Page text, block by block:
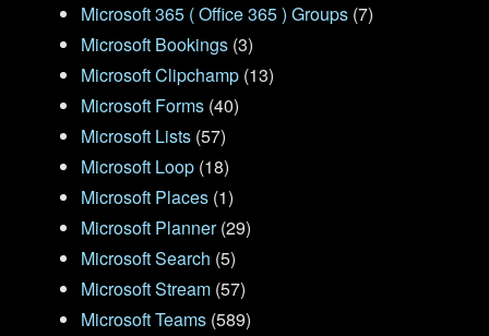
Microsoft 365 ( Office 365 ) Groups (7)
Microsoft Bookings (3)
Microsoft Clipchamp (13)
Microsoft Forms (40)
Microsoft Lists (57)
Microsoft Loop (18)
Microsoft Places (1)
Microsoft Planner(29)
Microsoft Search (5)
Microsoft Stream (57)
Microsoft Teams (589)